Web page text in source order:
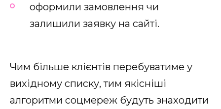
оформили замовлення чи
залишили заявку на сайті.
Чим більше клієнтів перебуватиме у
вихідному списку, тим якісніші
алгоритми соцмереж будуть знаходити